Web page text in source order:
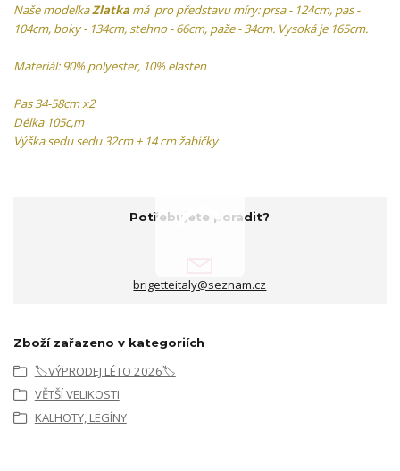
Naše modelkaZlatkamá pro představu míry: prsa - 124cm, pas -
104cm, boky - 134cm, stehno - 66cm, paže - 34cm. Vysoká je 165cm.
Materiál: 90% polyester, 10% elasten
Pas 34-58cm x2
Délka 105c,m
Výška sedu sedu 32cm + 14 cm žabičky
Potřebujete poradit?
brigetteitaly@seznam.cz
Zboží zařazeno v kategoriích
🏷️VÝPRODEJ LÉTO 2026🏷️
VĚTŠÍ VELIKOSTI
KALHOTY, LEGÍNY